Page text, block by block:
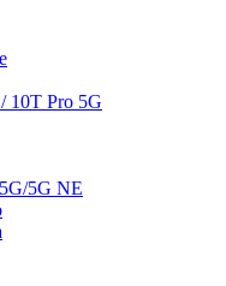
10T Pro 5G
5G NE